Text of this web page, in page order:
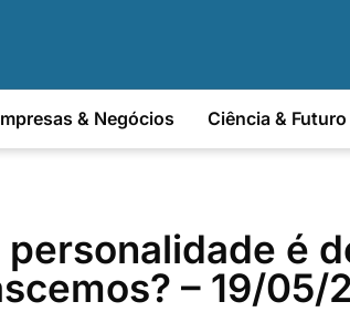
& Negócios Ciência & Futuro
personalidade é
– 19/05/